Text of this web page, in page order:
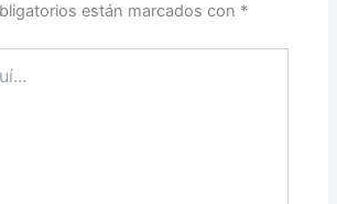
están marcados con *